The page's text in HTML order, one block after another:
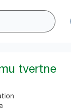
tvertne